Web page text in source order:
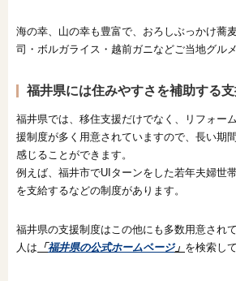
海の幸、山の幸も豊富で、おろしぶっかけ蕎
司・ボルガライス・越前ガニなどご当地グル
福井県には住みやすさを補助する
福井県では、移住支援だけでなく、リフォー
援制度が多く用意されていますので、長い期
感じることができます。
例えば、福井市でUIターンをした若年夫婦世
を支給するなどの制度があります。
福井県の支援制度はこの他にも多数用意され
人は 「福井県の公式ホームページ」 を検索し